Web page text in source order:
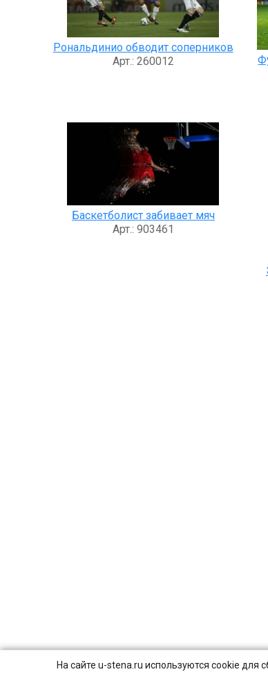
На сайте u-stena.ru используются cookie для
Рональдинио обводит соперников
Арт.: 260012
Баскетболист забивает мяч
Арт.: 903461